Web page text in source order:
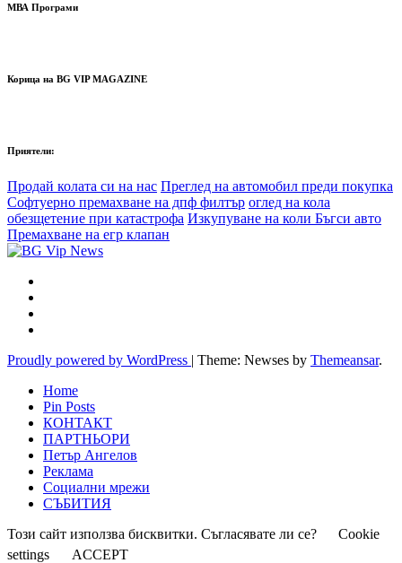
МВА Програми
Корица на BG VIP MAGAZINE
Приятели:
Продай колата си на нас Преглед на автомобил преди покупка
Софтуерно премахване на дпф филтър оглед на кола
обезщетение при катастрофа Изкупуване на коли Бъгси авто
Премахване на егр клапан
Proudly powered by WordPress | Theme: Newses by Themeansar.
Home
Pin Posts
КОНТАКТ
ПАРТНЬОРИ
Петър Ангелов
Реклама
Социални мрежи
СЪБИТИЯ
Този сайт използва бисквитки. Съгласявате ли се?
Cookie
settings
ACCEPT